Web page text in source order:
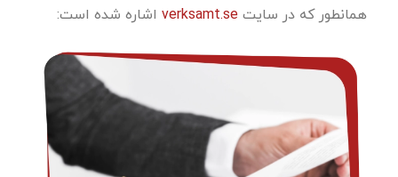
همانطور که در سایتverksamt.se اشاره شده است: